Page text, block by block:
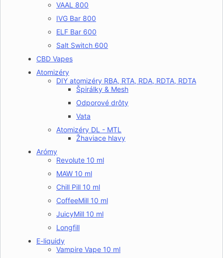
VAAL 800
IVG Bar 800
ELF Bar 600
Salt Switch 600
CBD Vapes
Atomizéry
DIY atomizéry RBA, RTA, RDA, RDTA, RDTA
Špirálky & Mesh
Odporové drôty
Vata
Atomizéry DL - MTL
Žhaviace hlavy
Arómy
Revolute 10 ml
MAW 10 ml
Chill Pill 10 ml
CoffeeMill 10 ml
JuicyMill 10 ml
Longfill
E-liquidy
Vampire Vape 10 ml